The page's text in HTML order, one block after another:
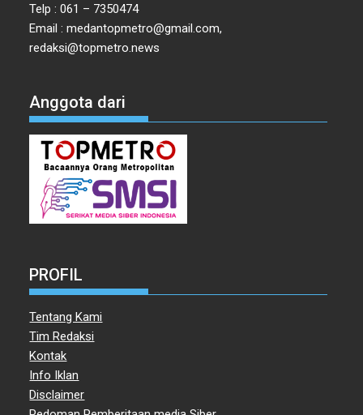
Telp : 061 – 7350474
Email : medantopmetro@gmail.com,
redaksi@topmetro.news
Anggota dari
PROFIL
Tentang Kami
Tim Redaksi
Kontak
Info Iklan
Disclaimer